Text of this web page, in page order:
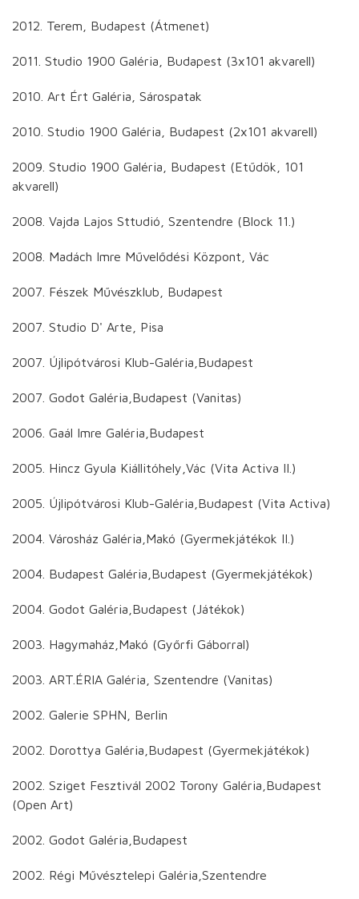
2012. Terem, Budapest (Átmenet)
2011. Studio 1900 Galéria, Budapest (3x101 akvarell)
2010. Art Ért Galéria, Sárospatak
2010. Studio 1900 Galéria, Budapest (2x101 akvarell)
2009. Studio 1900 Galéria, Budapest (Etűdök, 101
akvarell)
2008. Vajda Lajos Sttudió, Szentendre (Block 11.)
2008. Madách Imre Művelődési Központ, Vác
2007. Fészek Művészklub, Budapest
2007. Studio D' Arte, Pisa
2007. Újlipótvárosi Klub-Galéria,Budapest
2007. Godot Galéria,Budapest (Vanitas)
2006. Gaál Imre Galéria,Budapest
2005. Hincz Gyula Kiállitóhely,Vác (Vita Activa II.)
2005. Újlipótvárosi Klub-Galéria,Budapest (Vita Activa)
2004. Városház Galéria,Makó (Gyermekjátékok II.)
2004. Budapest Galéria,Budapest (Gyermekjátékok)
2004. Godot Galéria,Budapest (Játékok)
2003. Hagymaház,Makó (Győrfi Gáborral)
2003. ART.ÉRIA Galéria, Szentendre (Vanitas)
2002. Galerie SPHN, Berlin
2002. Dorottya Galéria,Budapest (Gyermekjátékok)
2002. Sziget Fesztivál 2002 Torony Galéria,Budapest
(Open Art)
2002. Godot Galéria,Budapest
2002. Régi Művésztelepi Galéria,Szentendre